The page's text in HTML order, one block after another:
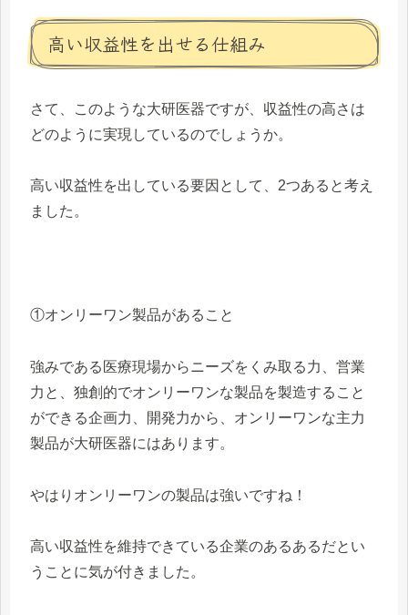
高い収益性を出せる仕組み
さて、このような大研医器ですが、収益性の高さは
どのように実現しているのでしょうか。
高い収益性を出している要因として、2つあると考え
ました。
①オンリーワン製品があること
強みである医療現場からニーズをくみ取る力、営業
力と、独創的でオンリーワンな製品を製造すること
ができる企画力、開発力から、オンリーワンな主力
製品が大研医器にはあります。
やはりオンリーワンの製品は強いですね！
高い収益性を維持できている企業のあるあるだとい
うことに気が付きました。